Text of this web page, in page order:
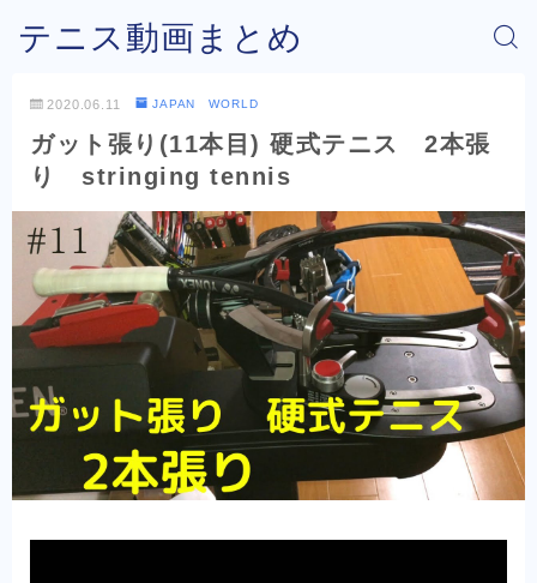
テニス動画まとめ
2020.06.11 JAPAN WORLD
ガット張り(11本目) 硬式テニス 2本張
り stringing tennis